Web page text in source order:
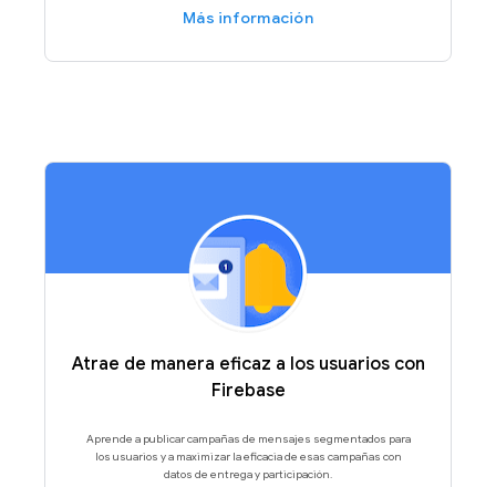
Más información
Atrae de manera eficaz a los usuarios con
Firebase
Aprende a publicar campañas de mensajes segmentados para
los usuarios y a maximizar la eficacia de esas campañas con
datos de entrega y participación.